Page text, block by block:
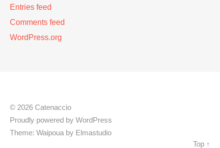
Entries feed
Comments feed
WordPress.org
© 2026 Catenaccio
Proudly powered by WordPress
Theme: Waipoua by Elmastudio
Top ↑